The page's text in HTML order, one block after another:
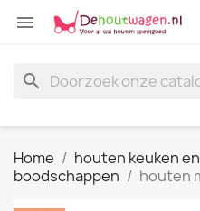

search
Home houten keuken
boodschappen
houten